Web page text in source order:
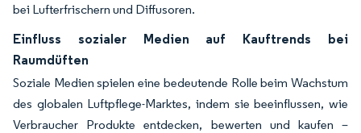
bei Lufterfrischern und Diffusoren.
Einfluss sozialer Medien auf Kauftrends bei
Raumdüften
Soziale Medien spielen eine bedeutende Rolle beim Wachstum
des globalen Luftpflege-Marktes, indem sie beeinflussen, wie
Verbraucher Produkte entdecken, bewerten und kaufen –